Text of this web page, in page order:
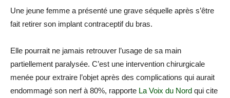
Une jeune femme a présenté une grave séquelle après s’être
fait retirer son implant contraceptif du bras.
Elle pourrait ne jamais retrouver l’usage de sa main
partiellement paralysée. C’est une intervention chirurgicale
menée pour extraire l’objet après des complications qui aurait
endommagé son nerf à 80%, rapporte La Voix du Nord qui cite